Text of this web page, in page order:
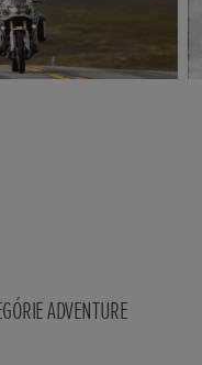
ADVENTURE